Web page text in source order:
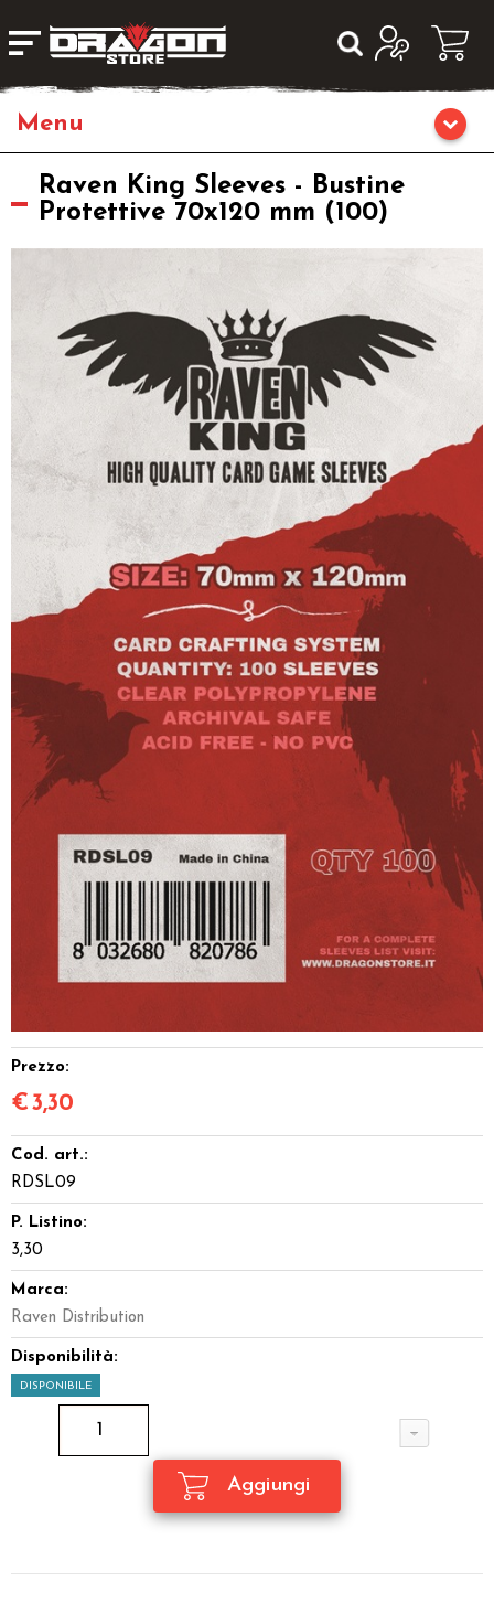
Giochi da Tavolo
Editoria
Giochi di Carte Collezionabili
Miniature
Accessori
Offerte del Dragone
Raven King Sleeves - Bustine
Protettive 70x120 mm (100)
Prezzo:
€3,30
Cod. art.:
RDSL09
P. Listino:
3,30
Marca:
Raven Distribution
Disponibilità:
DISPONIBILE